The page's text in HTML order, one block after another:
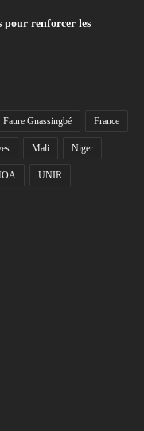
pour renforcer les
Faure Gnassingbé France
Mali Niger
UNIR